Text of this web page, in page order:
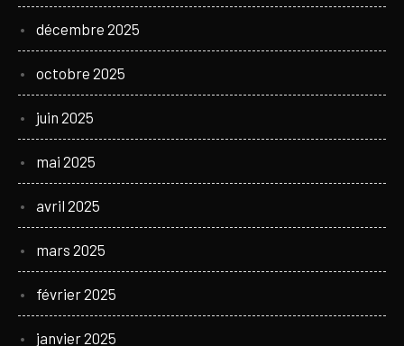
décembre 2025
octobre 2025
juin 2025
mai 2025
avril 2025
mars 2025
février 2025
janvier 2025